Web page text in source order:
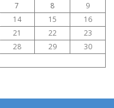
7 8
9
14 15
16
21 22
23
28 29
30